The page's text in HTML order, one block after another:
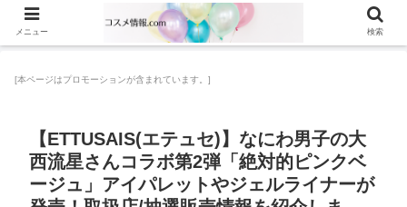
[本ページはプロモーションが含まれています。]
【ETTUSAIS(エテュセ)】なにわ男子の大
西流星さんコラボ第2弾「絶対的ピンクベ
ージュ」アイパレットやジェルライナーが
メニュー 検索